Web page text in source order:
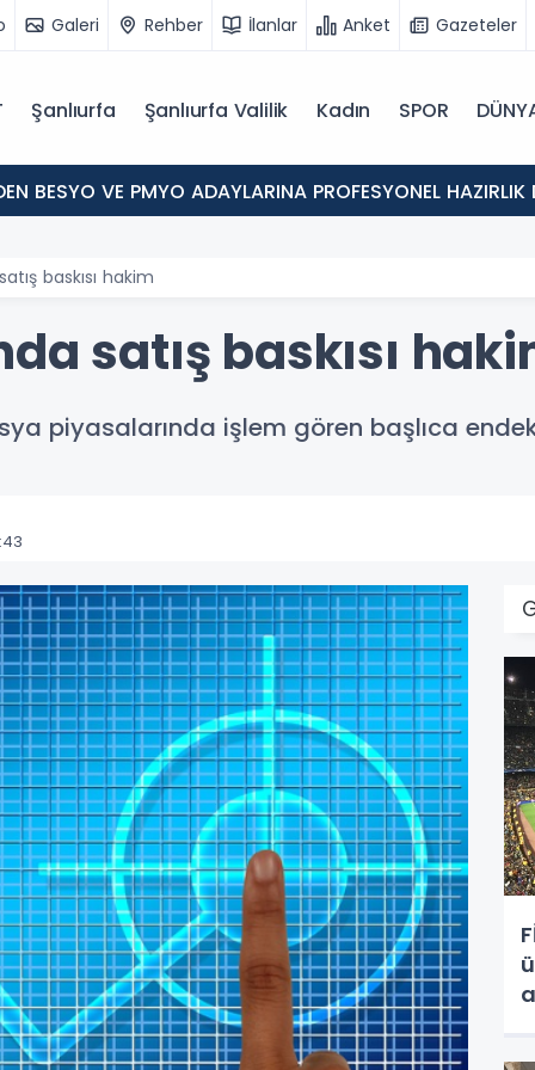
Galeri Rehber İlanlar Anket Gazeteler
Şanlıurfa Şanlıurfa Valilik Kadın SPOR
BESYO VE PMYO ADAYLARINA PROFESYONEL HAZIRLIK
baskısı hakim
satış baskısı
piyasalarında işlem gören başlıca